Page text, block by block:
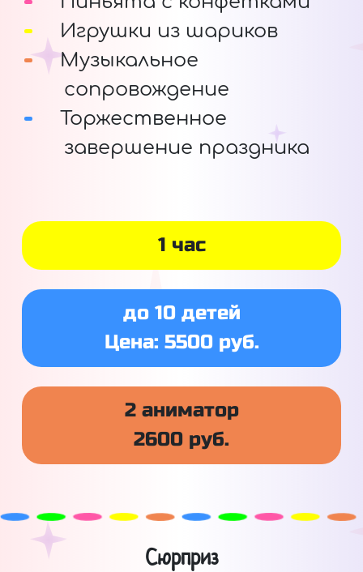
Игрушки из шариков
Музыкальное
сопровождение
Торжественное
завершение праздника
1 час
до 10 детей
Цена: 5500 руб.
2 аниматор
2600 руб.
Сюрприз